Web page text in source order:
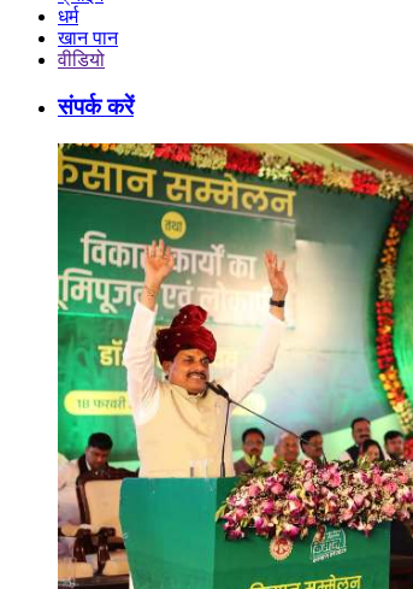
धर्म
खान पान
वीडियो
संपर्क करें